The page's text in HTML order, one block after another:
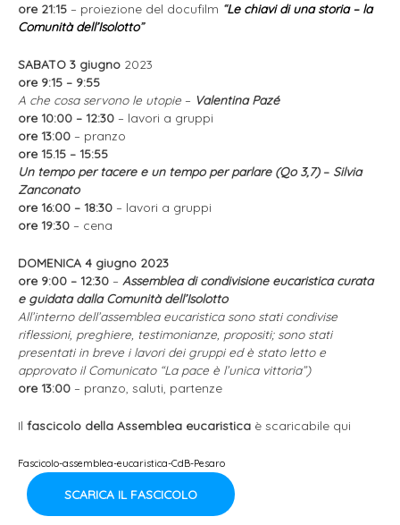
ore 21:15 – proiezione del docufilm “Le chiavi di una storia – la
Comunità dell’Isolotto”
SABATO 3 giugno 2023
ore 9:15 – 9:55
A che cosa servono le utopie – Valentina Pazé
ore 10:00 – 12:30 – lavori a gruppi
ore 13:00 – pranzo
ore 15.15 – 15:55
Un tempo per tacere e un tempo per parlare (Qo 3,7) – Silvia
Zanconato
ore 16:00 – 18:30 – lavori a gruppi
ore 19:30 – cena
DOMENICA 4 giugno 2023
ore 9:00 – 12:30 – Assemblea di condivisione eucaristica curata
e guidata dalla Comunità dell’Isolotto
All’interno dell’assemblea eucaristica sono stati condivise
riflessioni, preghiere, testimonianze, propositi; sono stati
presentati in breve i lavori dei gruppi ed è stato letto e
approvato il Comunicato “La pace è l’unica vittoria”)
ore 13:00 – pranzo, saluti, partenze
Il fascicolo della Assemblea eucaristica è scaricabile qui
Fascicolo-assemblea-eucaristica-CdB-Pesaro
SCARICA IL FASCICOLO